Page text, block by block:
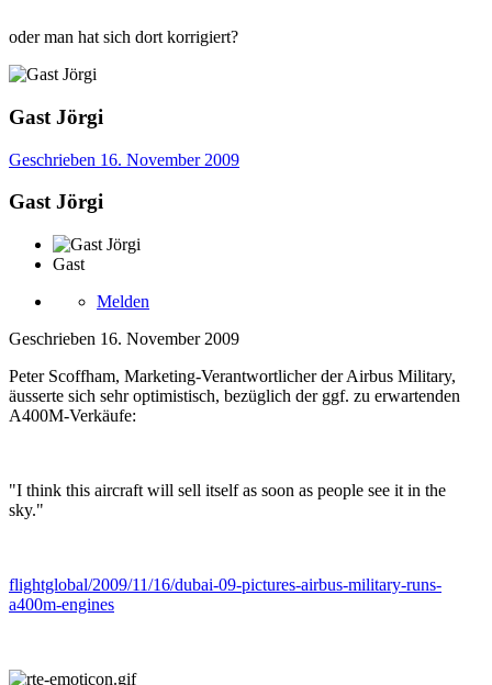
oder man hat sich dort korrigiert?
Gast Jörgi
Geschrieben 16. November 2009
Gast Jörgi
Gast
Melden
Geschrieben 16. November 2009
Peter Scoffham, Marketing-Verantwortlicher der Airbus Military,
äusserte sich sehr optimistisch, bezüglich der ggf. zu erwartenden
A400M-Verkäufe:
"I think this aircraft will sell itself as soon as people see it in the
sky."
flightglobal/2009/11/16/dubai-09-pictures-airbus-military-runs-
a400m-engines